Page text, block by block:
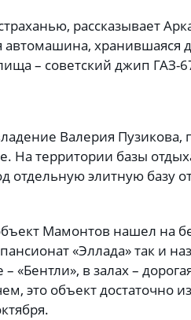
рассказывает
хранившаяся
– советский джип ГАЗ-
Валерия Пузикова,
На территории базы
отдельную элитную базу
Мамонтов нашел на
«Эллада» так и
«Бентли», в залах –
это объект достаточно